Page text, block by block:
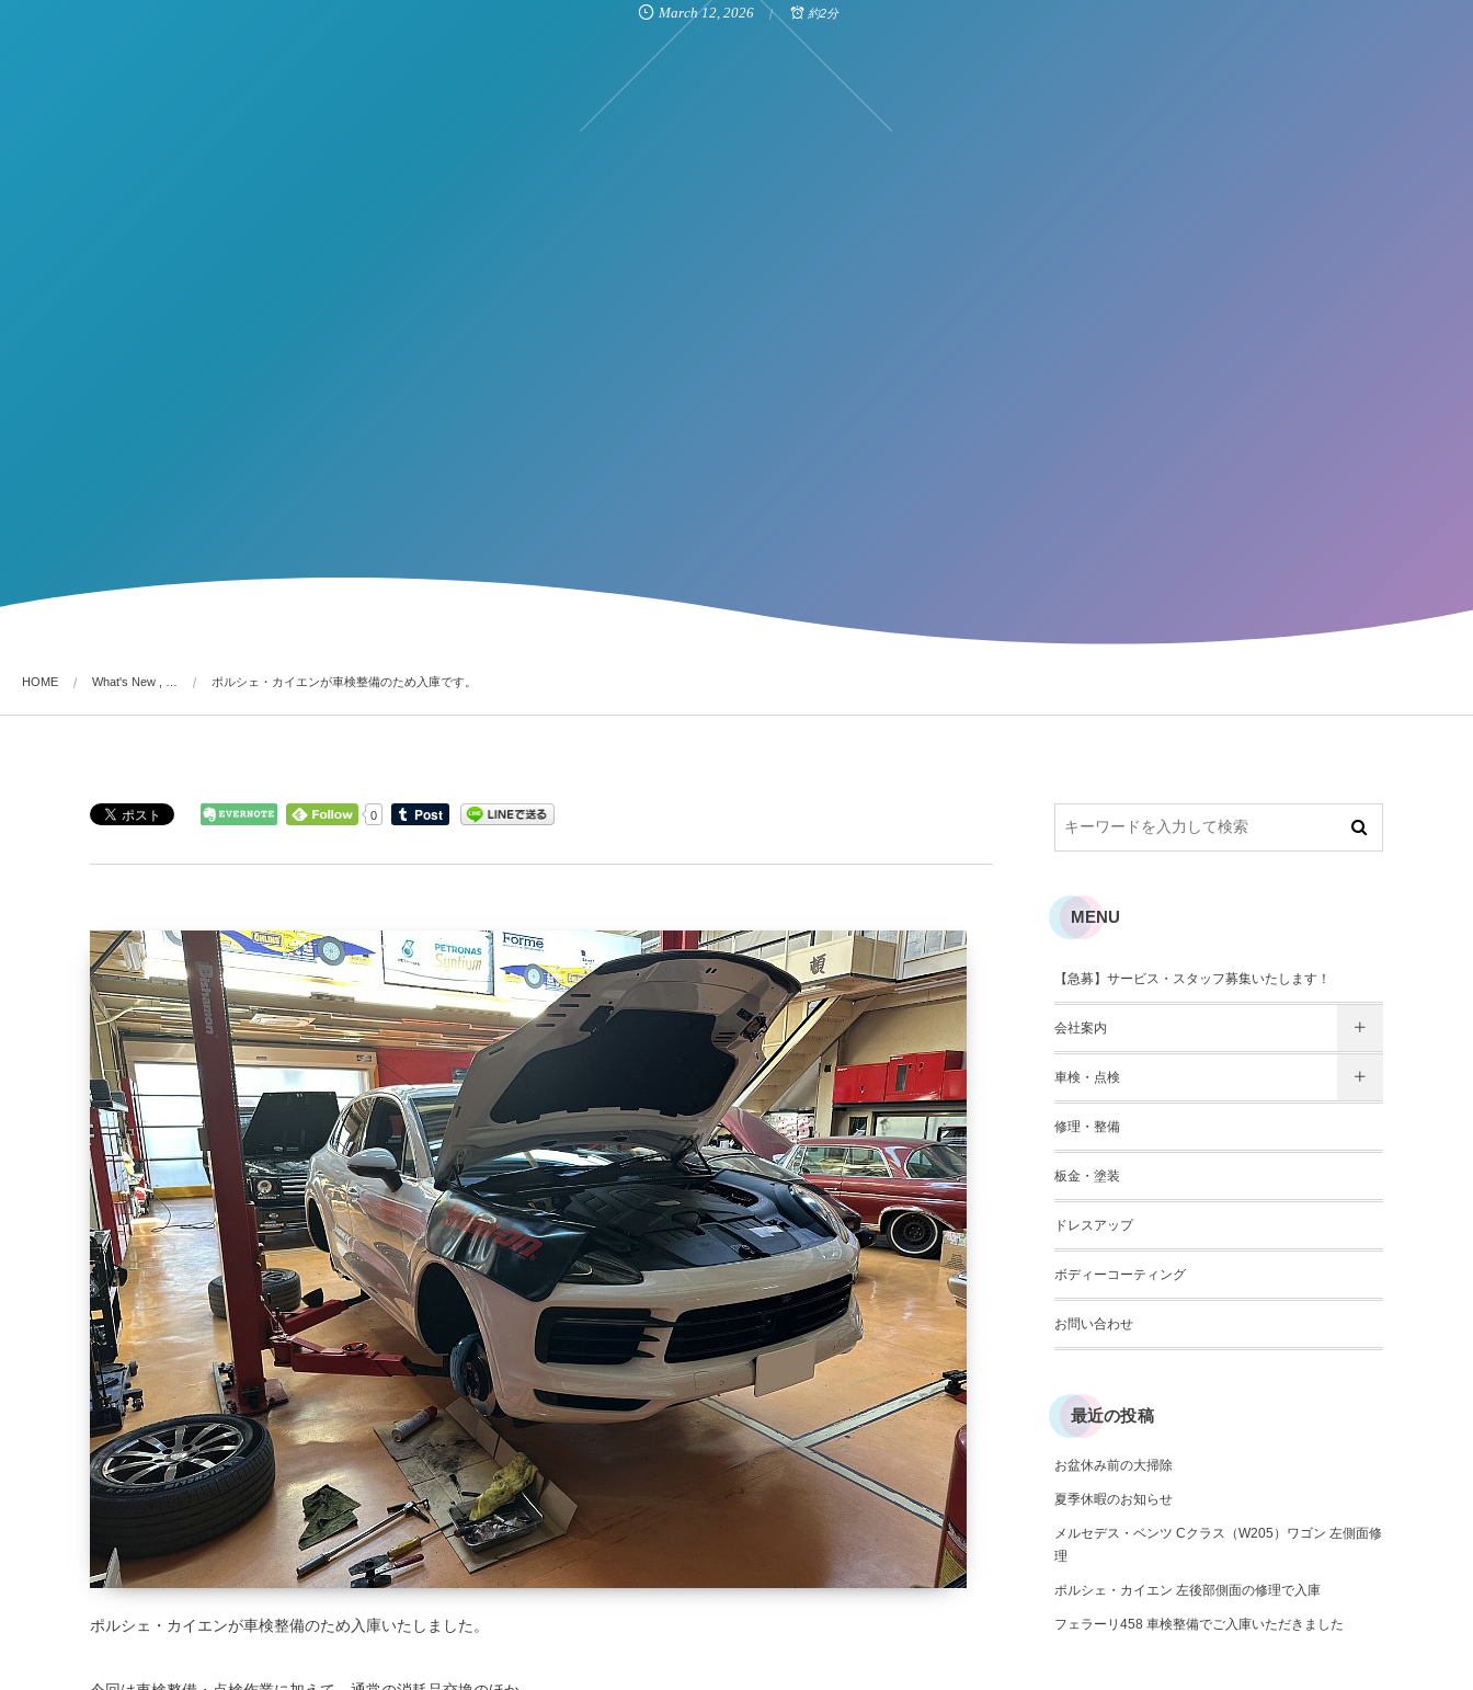
March 12, 2026 約2分
HOME What's New , … ポルシェ・カイエンが車検整備のため入庫です。
0
ポルシェ・カイエンが車検整備のため入庫いたしました。
MENU
【急募】サービス・スタッフ募集いたします！
会社案内
車検・点検
修理・整備
板金・塗装
ドレスアップ
ボディーコーティング
お問い合わせ
最近の投稿
お盆休み前の大掃除
夏季休暇のお知らせ
メルセデス・ベンツ Cクラス（W205）ワゴン 左側面修
理
ポルシェ・カイエン 左後部側面の修理で入庫
フェラーリ458 車検整備でご入庫いただきました